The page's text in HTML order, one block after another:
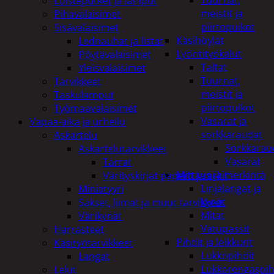
meistit ja
piirtopuikot
Käsihöylät
Lyöntityökalut
Taltat
Tuurnat,
meistit ja
piirtopuikot
Vasarat ja
sorkkaraudat
Vasarat
Mittaus ja merkintä
Linjalangat ja
kynät
Mitat
Vatupassit
Pihdit ja leikkurit
Lukkopihdit
Pihavalaisimet
Sisävalaisimet
Lednauhat ja listat
Pöytävalaisimet
Yleisvalaisimet
Tarvikkeet
Taskulamput
Työmaavalaisimet
Vapaa-aika ja urheilu
Askartelu
Askartelutarvikkeet
Tarrat
Värityskirjat paperit ja arkit
Miniatyyri
Sakset, liimat ja muut tarvikkeet
Värikynät
Harrasteet
Käsityötarvikkeet
Langat
Lelut